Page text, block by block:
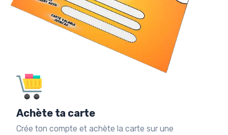
Achète ta carte
Crée ton compte et achète la carte sur une